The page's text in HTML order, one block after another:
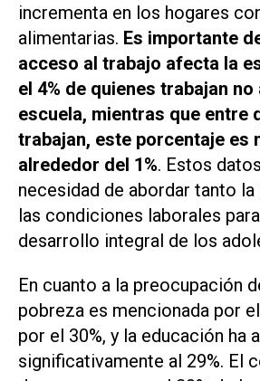
incrementa en los hogares
alimentarias. Es importante
acceso al trabajo afecta la
el 4% de quienes trabajan
escuela, mientras que entre
trabajan, este porcentaje es
alrededor del 1%. Estos
necesidad de abordar tanto
las condiciones laborales
desarrollo integral de los
En cuanto a la preocupación
pobreza es mencionada por
por el 30%, y la educación ha
significativamente al 29%. El